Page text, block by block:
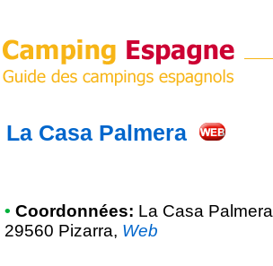
La Casa Palmera
• Coordonnées: La Casa Palmera
29560 Pizarra, Web